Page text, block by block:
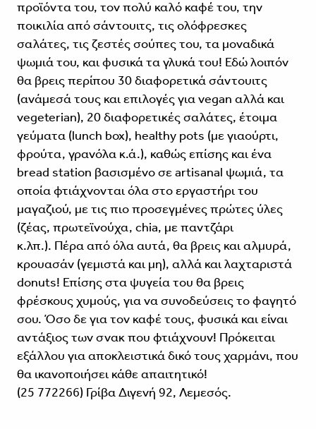
προϊόντα του, τον πολύ καλό καφέ του, την
ποικιλία από σάντουιτς, τις ολόφρεσκες
σαλάτες, τις ζεστές σούπες του, τα μοναδικά
ψωμιά του, και φυσικά τα γλυκά του! Εδώ λοιπόν
θα βρεις περίπου 30 διαφορετικά σάντουιτς
(ανάμεσά τους και επιλογές για vegan αλλά και
vegeterian), 20 διαφορετικές σαλάτες, έτοιμα
γεύματα (lunch box), healthy pots (με γιαούρτι,
φρούτα, γρανόλα κ.ά.), καθώς επίσης και ένα
bread station βασισμένο σε artisanal ψωμιά, τα
οποία φτιάχνονται όλα στο εργαστήρι του
μαγαζιού, με τις πιο προσεγμένες πρώτες ύλες
(ζέας, πρωτεϊνούχα, chia, με παντζάρι
κ.λπ.). Πέρα από όλα αυτά, θα βρεις και αλμυρά,
κρουασάν (γεμιστά και μη), αλλά και λαχταριστά
donuts! Επίσης στα ψυγεία του θα βρεις
φρέσκους χυμούς, για να συνοδεύσεις το φαγητό
σου. Όσο δε για τον καφέ τους, φυσικά και είναι
αντάξιος των σνακ που φτιάχνουν! Πρόκειται
εξάλλου για αποκλειστικά δικό τους χαρμάνι, που
θα ικανοποιήσει κάθε απαιτητικό!
(25 772266) Γρίβα Διγενή 92, Λεμεσός.